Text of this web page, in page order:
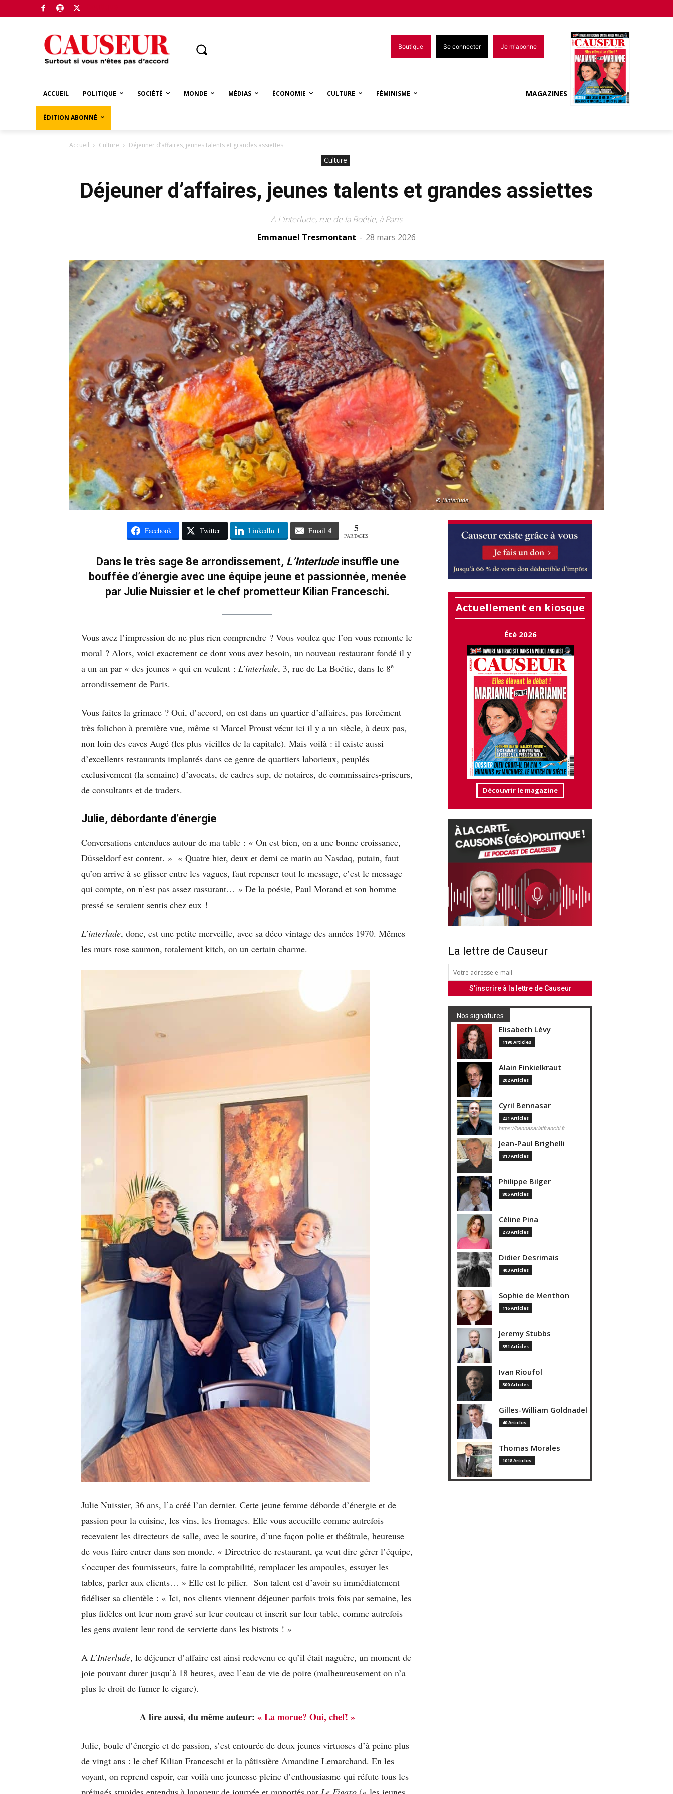
Boutique Se connecter Je m'abonne
ACCUEIL POLITIQUE SOCIÉTÉ MONDE MÉDIAS ÉCONOMIE CULTURE FÉMINISME
ÉDITION ABONNÉ
MAGAZINES
Accueil Culture Déjeuner d’affaires, jeunes talents et grandes assiettes
Culture
Déjeuner d’affaires, jeunes talents et grandes assiettes
A L’interlude, rue de la Boétie, à Paris
Emmanuel Tresmontant - 28 mars 2026
© L'Interlude
Facebook Twitter LinkedIn 1 Email 4 5
PARTAGES
Dans le très sage 8e arrondissement, L’Interludeinsuffle une
bouffée d’énergie avec une équipe jeune et passionnée, menée
par Julie Nuissier et le chef prometteur Kilian Franceschi.
Vous avez l’impression de ne plus rien comprendre ? Vous voulez que l’on vous remonte le
moral ? Alors, voici exactement ce dont vous avez besoin, un nouveau restaurant fondé il y
a un an par « des jeunes » qui en veulent : L’interlude, 3, rue de La Boétie, dans le 8e
arrondissement de Paris.
Vous faites la grimace ? Oui, d’accord, on est dans un quartier d’affaires, pas forcément
très folichon à première vue, même si Marcel Proust vécut ici il y a un siècle, à deux pas,
non loin des caves Augé (les plus vieilles de la capitale). Mais voilà : il existe aussi
d’excellents restaurants implantés dans ce genre de quartiers laborieux, peuplés
exclusivement (la semaine) d’avocats, de cadres sup, de notaires, de commissaires-priseurs,
de consultants et de traders.
Julie, débordante d’énergie
Conversations entendues autour de ma table : « On est bien, on a une bonne croissance,
Düsseldorf est content. » « Quatre hier, deux et demi ce matin au Nasdaq, putain, faut
qu’on arrive à se glisser entre les vagues, faut repenser tout le message, c’est le message
qui compte, on n’est pas assez rassurant… » De la poésie, Paul Morand et son homme
pressé se seraient sentis chez eux !
L’interlude, donc, est une petite merveille, avec sa déco vintage des années 1970. Mêmes
les murs rose saumon, totalement kitch, on un certain charme.
Julie Nuissier, 36 ans, l’a créé l’an dernier. Cette jeune femme déborde d’énergie et de
passion pour la cuisine, les vins, les fromages. Elle vous accueille comme autrefois
recevaient les directeurs de salle, avec le sourire, d’une façon polie et théâtrale, heureuse
de vous faire entrer dans son monde. « Directrice de restaurant, ça veut dire gérer l’équipe,
s’occuper des fournisseurs, faire la comptabilité, remplacer les ampoules, essuyer les
tables, parler aux clients… » Elle est le pilier. Son talent est d’avoir su immédiatement
fidéliser sa clientèle : « Ici, nos clients viennent déjeuner parfois trois fois par semaine, les
plus fidèles ont leur nom gravé sur leur couteau et inscrit sur leur table, comme autrefois
les gens avaient leur rond de serviette dans les bistrots ! »
A L’Interlude, le déjeuner d’affaire est ainsi redevenu ce qu’il était naguère, un moment de
joie pouvant durer jusqu’à 18 heures, avec l’eau de vie de poire (malheureusement on n’a
plus le droit de fumer le cigare).
A lire aussi, du même auteur: « La morue? Oui, chef! »
Julie, boule d’énergie et de passion, s’est entourée de deux jeunes virtuoses d’à peine plus
de vingt ans : le chef Kilian Franceschi et la pâtissière Amandine Lemarchand. En les
voyant, on reprend espoir, car voilà une jeunesse pleine d’enthousiasme qui réfute tous les
Actuellement en kiosque
Été 2026
Découvrir le magazine
La lettre de Causeur
Nos signatures
Elisabeth Lévy
1190 Articles
Alain Finkielkraut
202 Articles
Cyril Bennasar
231 Articles
https://bennasarlaffranchi.fr
Jean-Paul Brighelli
817 Articles
Philippe Bilger
805 Articles
Céline Pina
273 Articles
Didier Desrimais
403 Articles
Sophie de Menthon
116 Articles
Jeremy Stubbs
351 Articles
Ivan Rioufol
300 Articles
Gilles-William Goldnadel
40 Articles
Thomas Morales
1018 Articles